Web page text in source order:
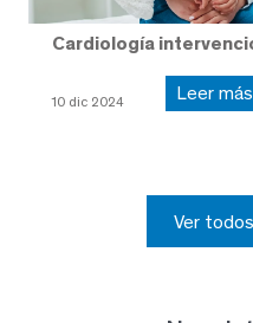
Cardiología
10 dic 2024 Leer más
Ver